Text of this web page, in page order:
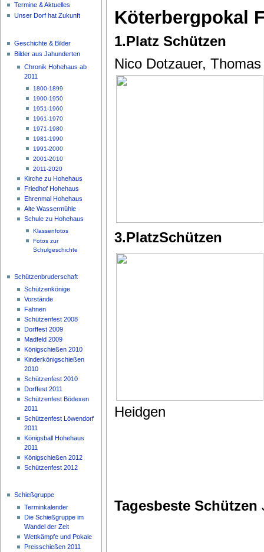
Köterbergpokal
1.Platz Schützen
Nico Dotzauer,
3.PlatzSchützen
Heidgen
Tagesbeste Schützen
Termine & Aktuelles
Unser Dorf hat Zukunft
Geschichte & Bilder
Bilder aus Jahunderten
Chronik Hohehaus ab
2011
1800-1899
1900-1950
1951-1960
1961-1970
1971-1980
1981-1990
1991-2000
2001-2010
2011-2020
Kirche zu Hohehaus
Friedhof Hohehaus
Ehrenmal Hohehaus
Alte Wassermühle
Schule zu Hohehaus
Klassenfotos
Fotos zur
Schulgeschichte
Schützenbruderschaft
Schützenkönige
Vorstände
Fahnen
Schützenfest 2008
Dorffest 2009
Madfeld 2009
Königschießen 2010
Kinderkönigschießen
2010
Schützenfest 2010
Dorffest 2011
Schützenfest Bödexen
2011
Schützenfest Löwendorf
2011
Königsball Hohehaus
2011
Königschießen 2012
Schützenfest 2012
Schießgruppe
Terminkalender
Die Schießgruppe im
Wandel der Zeit
Wettkämpfe und Pokale
Preisschießen 2011